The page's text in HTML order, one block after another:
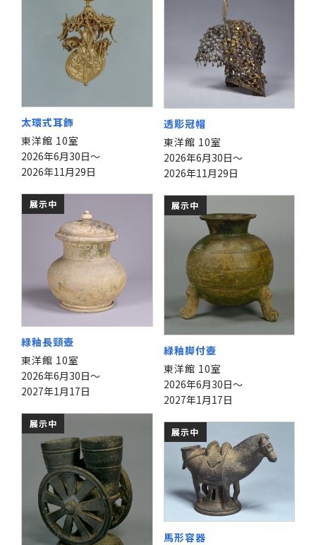
太環式耳飾
東洋館 10室
2026年6月30日～
2026年11月29日
透彫冠帽
東洋館 10室
2026年6月30日～
2026年11月29日
展示中
緑釉長頸壺
東洋館 10室
2026年6月30日～
2027年1月17日
展示中
緑釉脚付壺
東洋館 10室
2026年6月30日～
2027年1月17日
展示中
展示中
馬形容器